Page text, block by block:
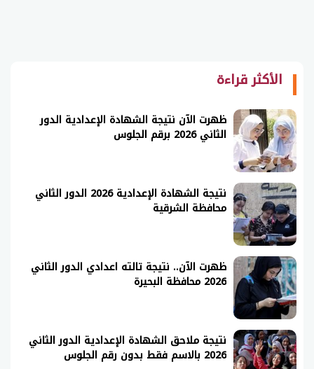
الأكثر قراءة
ظهرت الآن نتيجة الشهادة الإعدادية الدور
الثاني 2026 برقم الجلوس
نتيجة الشهادة الإعدادية 2026 الدور الثاني
محافظة الشرقية
ظهرت الآن.. نتيجة تالته اعدادي الدور الثاني
2026 محافظة البحيرة
نتيجة ملاحق الشهادة الإعدادية الدور الثاني
2026 بالاسم فقط بدون رقم الجلوس